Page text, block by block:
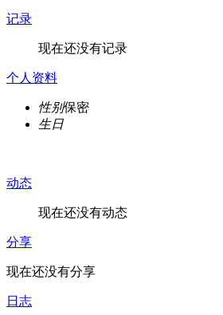
记录
现在还没有记录
个人资料
性别保密
生日
动态
现在还没有动态
分享
现在还没有分享
日志